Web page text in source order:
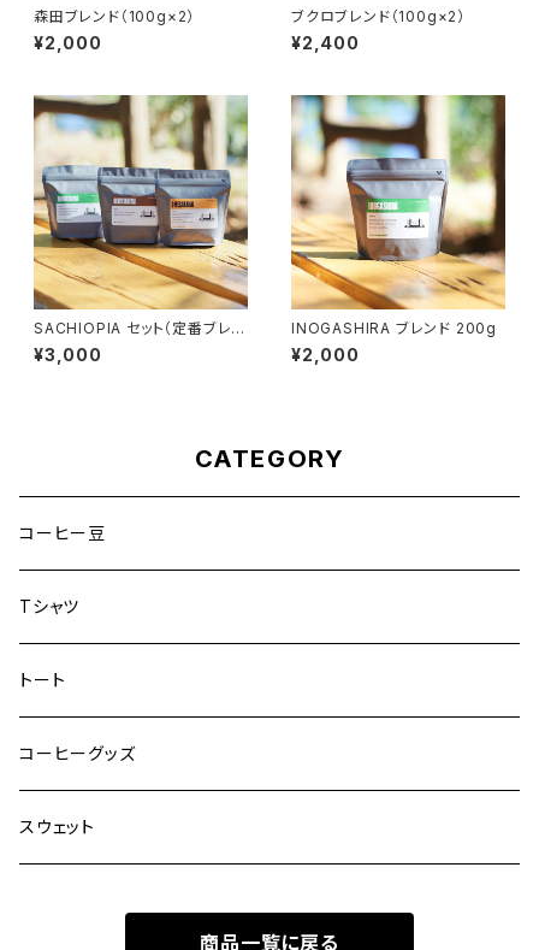
森田ブレンド（100g×2）
¥2,000
ブクロブレンド（100g×2）
¥2,400
SACHIOPIA セット（定番ブレン
ド３種×100g）
¥3,000
INOGASHIRA ブレンド 200g
¥2,000
CATEGORY
コーヒー豆
Tシャツ
トート
コーヒーグッズ
スウェット
商品一覧に戻る